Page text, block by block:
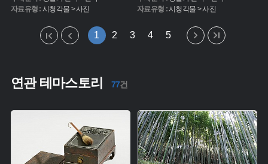
자료유형 : 시청각물 > 사진
자료유형 :시청각물 > 사진
1 2 3 4 5
연관 테마스토리 77건